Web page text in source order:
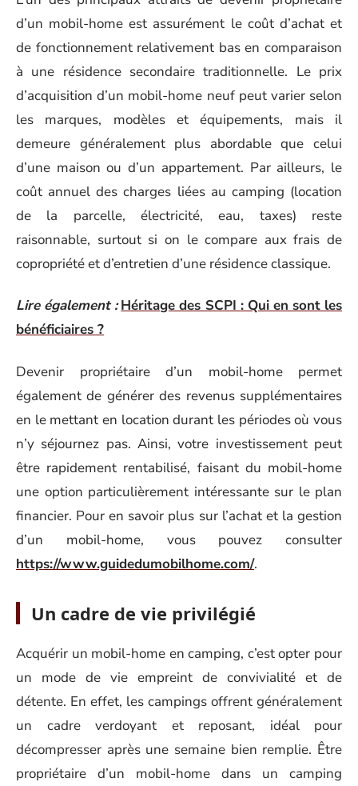
d’un mobil-home est assurément le coût d’achat et
de fonctionnement relativement bas en comparaison
à une résidence secondaire traditionnelle. Le prix
d’acquisition d’un mobil-home neuf peut varier selon
les marques, modèles et équipements, mais il
demeure généralement plus abordable que celui
d’une maison ou d’un appartement. Par ailleurs, le
coût annuel des charges liées au camping (location
de la parcelle, électricité, eau, taxes) reste
raisonnable, surtout si on le compare aux frais de
copropriété et d’entretien d’une résidence classique.
Lire également : Héritage des SCPI : Qui en sont les
bénéficiaires ?
Devenir propriétaire d’un mobil-home permet
également de générer des revenus supplémentaires
en le mettant en location durant les périodes où vous
n’y séjournez pas. Ainsi, votre investissement peut
être rapidement rentabilisé, faisant du mobil-home
une option particulièrement intéressante sur le plan
financier. Pour en savoir plus sur l’achat et la gestion
d’un mobil-home, vous pouvez consulter
https://www.guidedumobilhome.com/.
Un cadre de vie privilégié
Acquérir un mobil-home en camping, c’est opter pour
un mode de vie empreint de convivialité et de
détente. En effet, les campings offrent généralement
un cadre verdoyant et reposant, idéal pour
décompresser après une semaine bien remplie. Être
propriétaire d’un mobil-home dans un camping